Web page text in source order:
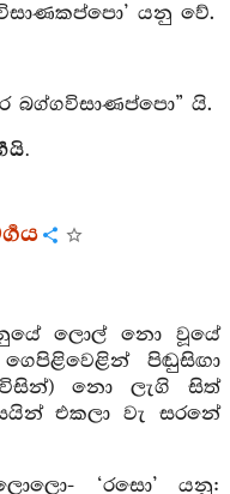
යනු වේ.
බග්ගවිසාණප්පො” යි.
ලොල් නො වූයේ
පිඬුසිඟා
නො ලැගි සිත්
එකලා වැ සරනේ
‘රසො’ යනු: